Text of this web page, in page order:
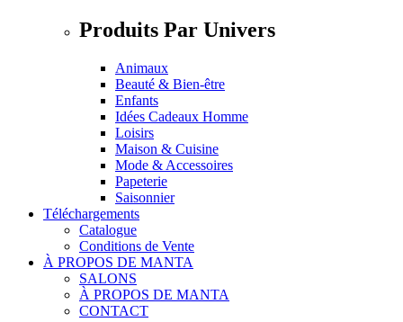
Produits Par Univers
Animaux
Beauté & Bien-être
Enfants
Idées Cadeaux Homme
Loisirs
Maison & Cuisine
Mode & Accessoires
Papeterie
Saisonnier
Téléchargements
Catalogue
Conditions de Vente
À PROPOS DE MANTA
SALONS
À PROPOS DE MANTA
CONTACT